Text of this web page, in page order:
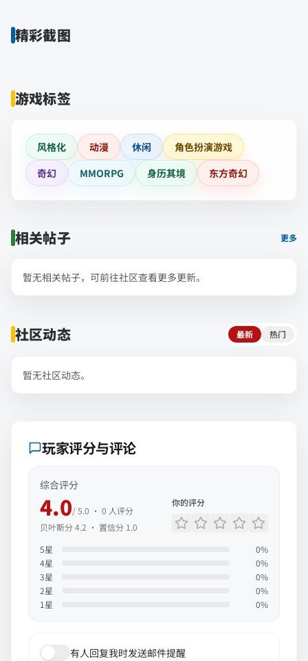
精彩截图
游戏标签
风格化 动漫 休闲
角色扮演游戏
奇幻
MMORPG 身历其境 东方奇幻
相关帖子 更多
暂无相关帖子，可前往社区查看更多更新。
社区动态 最新 热门
暂无社区动态。
玩家评分与评论
综合评分
4.0/ 5.0 · 0 人评分
贝叶斯分4.2 · 置信分 1.0
你的评分
5星 0%
4星 0%
3星 0%
2星 0%
1 星 0%
有人回复我时发送邮件提醒